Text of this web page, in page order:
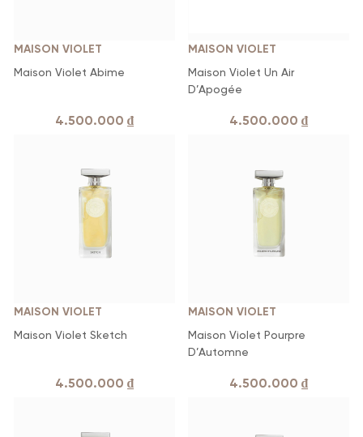
MAISON VIOLET
Maison Violet Abime
4.500.000 ₫
MAISON VIOLET
Maison Violet Un Air
D’Apogée
4.500.000 ₫
MAISON VIOLET
Maison Violet Sketch
4.500.000 ₫
MAISON VIOLET
Maison Violet Pourpre
D’Automne
4.500.000 ₫